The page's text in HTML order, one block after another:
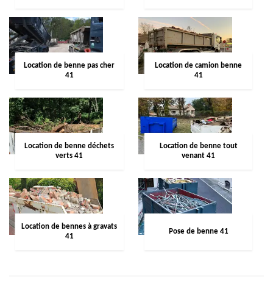
Location de benne pas cher
41
Location de camion benne
41
Location de benne déchets
verts 41
Location de benne tout
venant 41
Location de bennes à gravats
41
Pose de benne 41